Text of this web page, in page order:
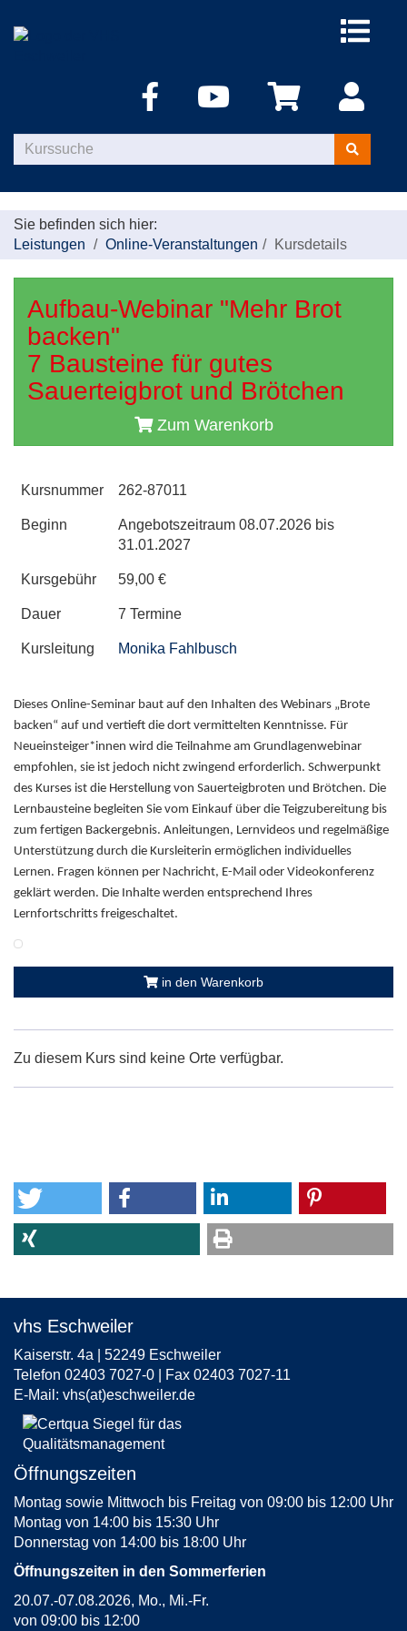
Menü
Kurse
suchen
Sie befinden sich hier:
Leistungen
Online-Veranstaltungen Kursdetails
Aufbau-Webinar "Mehr Brot
backen"
7 Bausteine für gutes
Sauerteigbrot und Brötchen
Zum Warenkorb
Kursnummer 262-87011
Beginn
Angebotszeitraum 08.07.2026 bis
31.01.2027
Kursgebühr 59,00 €
Dauer 7 Termine
Kursleitung Monika Fahlbusch
Dieses Online-Seminar baut auf den Inhalten des Webinars „Brote
backen“ auf und vertieft die dort vermittelten Kenntnisse. Für
Neueinsteiger*innen wird die Teilnahme am Grundlagenwebinar
empfohlen, sie ist jedoch nicht zwingend erforderlich. Schwerpunkt
des Kurses ist die Herstellung von Sauerteigbroten und Brötchen. Die
Lernbausteine begleiten Sie vom Einkauf über die Teigzubereitung bis
zum fertigen Backergebnis. Anleitungen, Lernvideos und regelmäßige
Unterstützung durch die Kursleiterin ermöglichen individuelles
Lernen. Fragen können per Nachricht, E-Mail oder Videokonferenz
geklärt werden. Die Inhalte werden entsprechend Ihres
Lernfortschritts freigeschaltet.
in den Warenkorb
Zu diesem Kurs sind keine Orte verfügbar.
vhs Eschweiler
Kaiserstr. 4a | 52249 Eschweiler
Telefon 02403 7027-0 | Fax 02403 7027-11
E-Mail: vhs(at)eschweiler.de
Öffnungszeiten
Montag sowie Mittwoch bis Freitag von 09:00 bis 12:00 Uhr
Montag von 14:00 bis 15:30 Uhr
Donnerstag von 14:00 bis 18:00 Uhr
Öffnungszeiten in den Sommerferien
20.07.-07.08.2026, Mo., Mi.-Fr.
von 09:00 bis 12:00